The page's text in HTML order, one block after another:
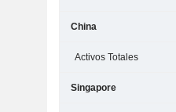
China
Activos Totales
Singapore